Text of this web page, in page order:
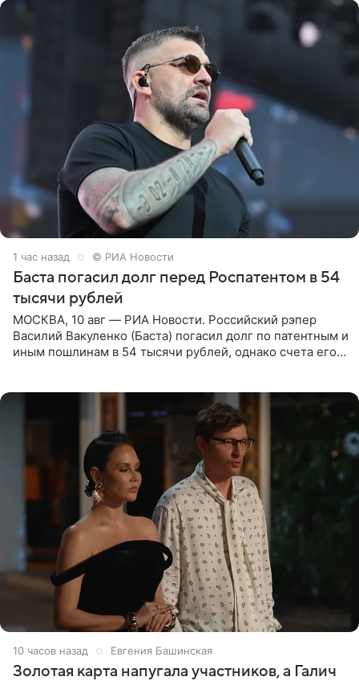
1 час назад © РИА Новости
Баста погасил долг перед Роспатентом в 54
тысячи рублей
МОСКВА, 10 авг — РИА Новости. Российский рэпер
Василий Вакуленко (Баста) погасил долг по патентным и
иным пошлинам в 54 тысячи рублей, однако счета его
10 часов назад Евгения Башинская
Золотая карта напугала участников, а Галич